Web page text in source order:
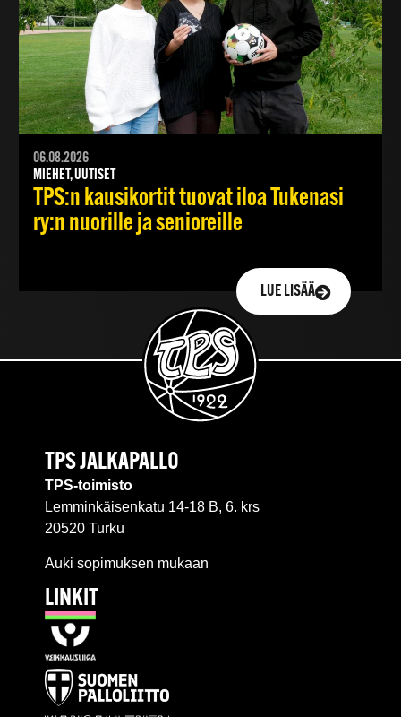
06.08.2026
MIEHET, UUTISET
TPS:n kausikortit tuovat iloa Tukenasi
ry:n nuorille ja senioreille
LUE LISÄÄ
TPS JALKAPALLO
TPS-toimisto
Lemminkäisenkatu 14-18 B, 6. krs
20520 Turku
Auki sopimuksen mukaan
LINKIT